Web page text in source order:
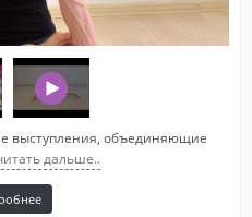
выступления, объединяющие
дальше..